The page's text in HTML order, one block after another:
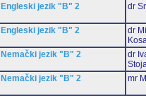
Engleski jezik "B" 2 dr
Engleski jezik "B" 2
dr
Nemački jezik "B" 2
dr
Nemački jezik "B" 2 mr